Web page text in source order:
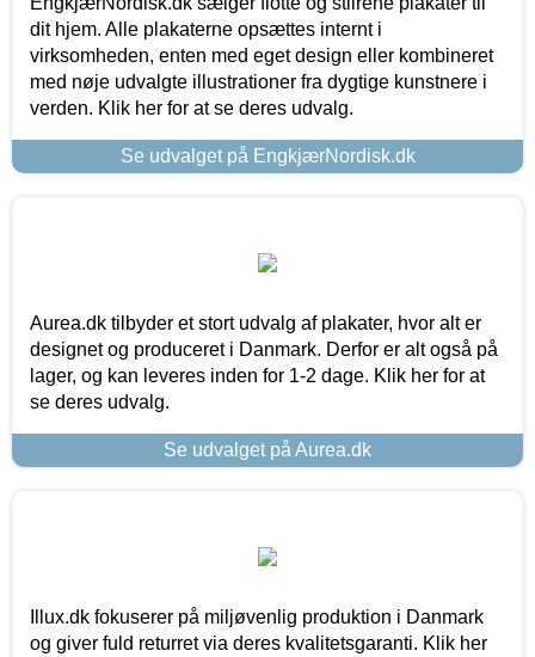
dit hjem. Alle plakaterne opsættes internt i
virksomheden, enten med eget design eller kombineret
med nøje udvalgte illustrationer fra dygtige kunstnere i
verden. Klik her for at se deres udvalg.
Se udvalget på EngkjærNordisk.dk
Aurea.dk tilbyder et stort udvalg af plakater, hvor alt er
designet og produceret i Danmark. Derfor er alt også på
lager, og kan leveres inden for 1-2 dage. Klik her for at
se deres udvalg.
Se udvalget på Aurea.dk
Illux.dk fokuserer på miljøvenlig produktion i Danmark
og giver fuld returret via deres kvalitetsgaranti. Klik her